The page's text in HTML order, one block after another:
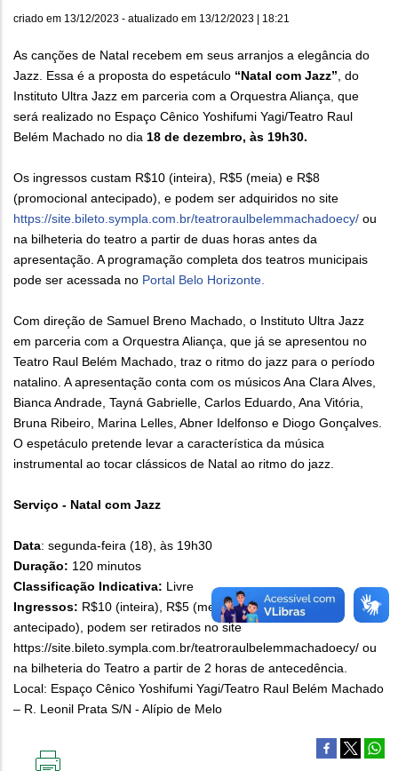
criado em 13/12/2023 - atualizado em 13/12/2023 | 18:21
As canções de Natal recebem em seus arranjos a elegância do
Jazz. Essa é a proposta do espetáculo “Natal com Jazz”, do
Instituto Ultra Jazz em parceria com a Orquestra Aliança, que
será realizado no Espaço Cênico Yoshifumi Yagi/Teatro Raul
Belém Machado no dia 18 de dezembro, às 19h30.
Os ingressos custam R$10 (inteira), R$5 (meia) e R$8
(promocional antecipado), e podem ser adquiridos no site
https://site.bileto.sympla.com.br/teatroraulbelemmachadoecy/ ou
na bilheteria do teatro a partir de duas horas antes da
apresentação. A programação completa dos teatros municipais
pode ser acessada no Portal Belo Horizonte.
Com direção de Samuel Breno Machado, o Instituto Ultra Jazz
em parceria com a Orquestra Aliança, que já se apresentou no
Teatro Raul Belém Machado, traz o ritmo do jazz para o período
natalino. A apresentação conta com os músicos Ana Clara Alves,
Bianca Andrade, Tayná Gabrielle, Carlos Eduardo, Ana Vitória,
Bruna Ribeiro, Marina Lelles, Abner Idelfonso e Diogo Gonçalves.
O espetáculo pretende levar a característica da música
instrumental ao tocar clássicos de Natal ao ritmo do jazz.
Serviço - Natal com Jazz
Data: segunda-feira (18), às 19h30
Duração: 120 minutos
Classificação Indicativa: Livre
Ingressos: R$10 (inteira), R$5 (meia) e R$8 (promocional
antecipado), podem ser retirados no site
https://site.bileto.sympla.com.br/teatroraulbelemmachadoecy/ ou
na bilheteria do Teatro a partir de 2 horas de antecedência.
Local: Espaço Cênico Yoshifumi Yagi/Teatro Raul Belém Machado
– R. Leonil Prata S/N - Alípio de Melo